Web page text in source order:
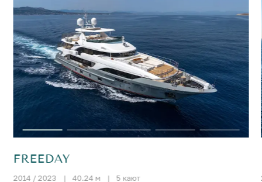
FREEDAY
2014 / 2023 | 40.24 м | 5 кают